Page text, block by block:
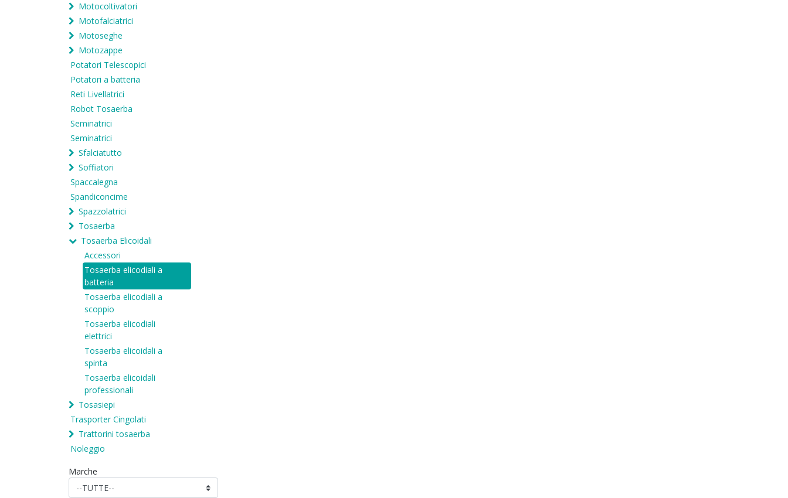
Motocoltivatori
Motofalciatrici
Motoseghe
Motozappe
Potatori Telescopici
Potatori a batteria
Reti Livellatrici
Robot Tosaerba
Seminatrici
Seminatrici
Sfalciatutto
Soffiatori
Spaccalegna
Spandiconcime
Spazzolatrici
Tosaerba
Tosaerba Elicoidali
Accessori
Tosaerba elicodiali a
batteria
Tosaerba elicodiali a
scoppio
Tosaerba elicodiali
elettrici
Tosaerba elicoidali a
spinta
Tosaerba elicoidali
professionali
Tosasiepi
Trasporter Cingolati
Trattorini tosaerba
Noleggio
Marche